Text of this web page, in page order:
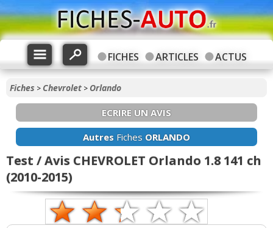
FICHES ARTICLES ACTUS
Fiches > Chevrolet > Orlando
ECRIRE UN AVIS
Autres Fiches ORLANDO
Test / Avis CHEVROLET Orlando 1.8 141 ch
(2010-2015)